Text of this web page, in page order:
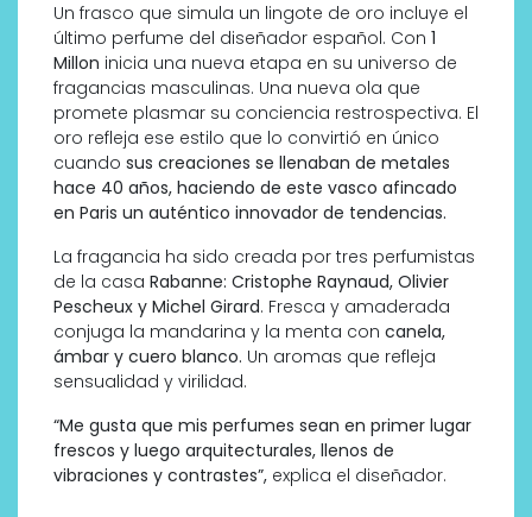
Un frasco que simula un lingote de oro incluye el
último perfume del diseñador español. Con 1
Millon inicia una nueva etapa en su universo de
fragancias masculinas. Una nueva ola que
promete plasmar su conciencia restrospectiva. El
oro refleja ese estilo que lo convirtió en único
cuando sus creaciones se llenaban de metales
hace 40 años, haciendo de este vasco afincado
en Paris un auténtico innovador de tendencias.
La fragancia ha sido creada por tres perfumistas
de la casa Rabanne: Cristophe Raynaud, Olivier
Pescheux y Michel Girard. Fresca y amaderada
conjuga la mandarina y la menta con canela,
ámbar y cuero blanco. Un aromas que refleja
sensualidad y virilidad.
“Me gusta que mis perfumes sean en primer lugar
frescos y luego arquitecturales, llenos de
vibraciones y contrastes”, explica el diseñador.